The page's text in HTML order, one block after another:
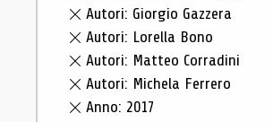
Autori: Giorgio Gazzera
Autori: Lorella Bono
Autori: Matteo Corradini
Autori: Michela Ferrero
Anno: 2017